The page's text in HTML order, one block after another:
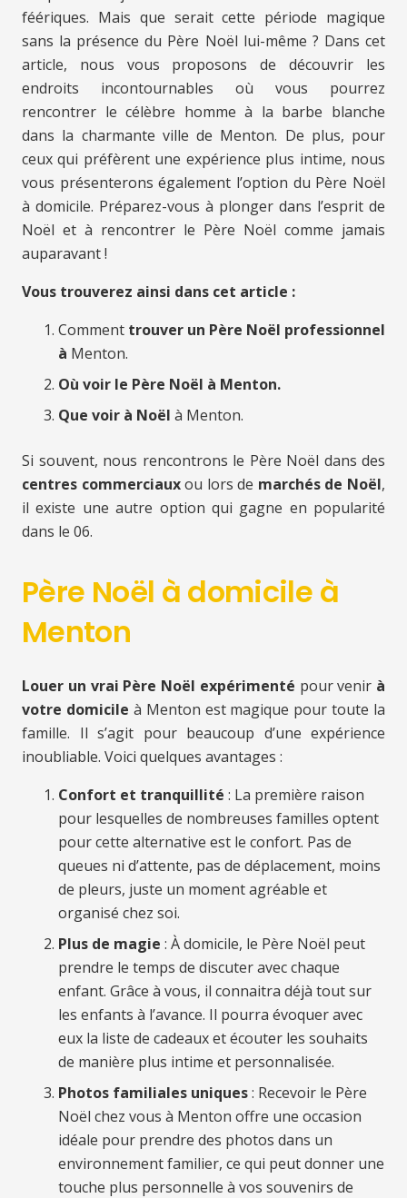
féériques. Mais que serait cette période magique
sans la présence du Père Noël lui-même ? Dans cet
article, nous vous proposons de découvrir les
endroits incontournables où vous pourrez
rencontrer le célèbre homme à la barbe blanche
dans la charmante ville de Menton. De plus, pour
ceux qui préfèrent une expérience plus intime, nous
vous présenterons également l’option du Père Noël
à domicile. Préparez-vous à plonger dans l’esprit de
Noël et à rencontrer le Père Noël comme jamais
auparavant !
Vous trouverez ainsi dans cet article :
Comment trouver un Père Noël professionnel
à Menton.
Où voir le Père Noël à Menton.
Que voir à Noël à Menton.
Si souvent, nous rencontrons le Père Noël dans des
centres commerciauxou lors de marchés de Noël,
il existe une autre option qui gagne en popularité
dans le 06.
Père Noël à domicile à
Menton
Louer un vrai Père Noël expérimenté pour venir à
votre domicile à Menton est magique pour toute la
famille. Il s’agit pour beaucoup d’une expérience
inoubliable. Voici quelques avantages :
Confort et tranquillité : La première raison
pour lesquelles de nombreuses familles optent
pour cette alternative est le confort. Pas de
queues ni d’attente, pas de déplacement, moins
de pleurs, juste un moment agréable et
organisé chez soi.
Plus de magie : À domicile, le Père Noël peut
prendre le temps de discuter avec chaque
enfant. Grâce à vous, il connaitra déjà tout sur
les enfants à l’avance. Il pourra évoquer avec
eux la liste de cadeaux et écouter les souhaits
de manière plus intime et personnalisée.
Photos familiales uniques: Recevoir le Père
Noël chez vous à Menton offre une occasion
idéale pour prendre des photos dans un
environnement familier, ce qui peut donner une
touche plus personnelle à vos souvenirs de